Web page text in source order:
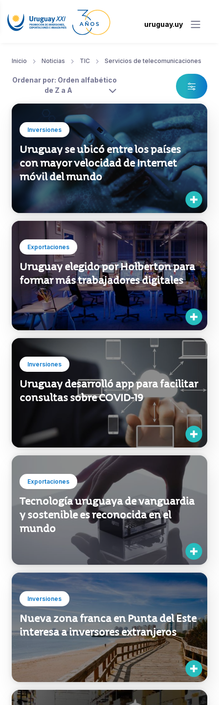
uruguay.uy
Inicio Noticias TIC Servicios de telecomunicaciones
Ordenar por: Orden alfabético
de Z a A
Inversiones
Uruguay se ubicó entre los países
con mayor velocidad de Internet
móvil del mundo
Exportaciones
Uruguay elegido por Holberton para
formar más trabajadores digitales
Inversiones
Uruguay desarrolló app para facilitar
consultas sobre COVID-19
Exportaciones
Tecnología uruguaya de vanguardia
y sostenible es reconocida en el
mundo
Inversiones
Nueva zona franca en Punta del Este
interesa a inversores extranjeros